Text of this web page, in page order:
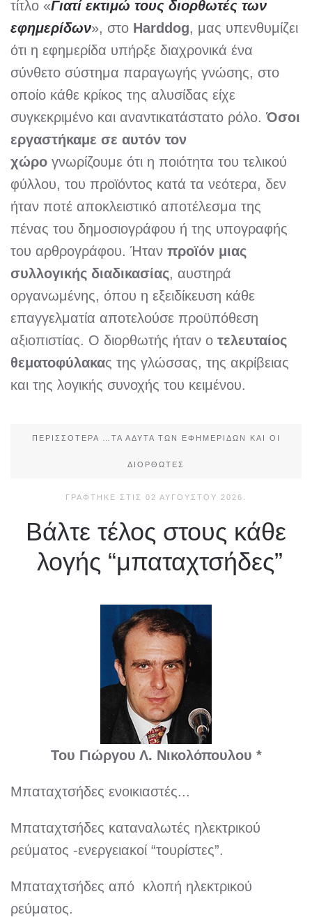
τίτλο «Γιατί εκτιμώ τους διορθωτές των
εφημερίδων», στο Harddog, μας υπενθυμίζει
ότι η εφημερίδα υπήρξε διαχρονικά ένα
σύνθετο σύστημα παραγωγής γνώσης, στο
οποίο κάθε κρίκος της αλυσίδας είχε
συγκεκριμένο και αναντικατάστατο ρόλο.Όσοι
εργαστήκαμε σε αυτόν τον
χώρο γνωρίζουμε ότι η ποιότητα του τελικού
φύλλου, του προϊόντος κατά τα νεότερα, δεν
ήταν ποτέ αποκλειστικό αποτέλεσμα της
πένας του δημοσιογράφου ή της υπογραφής
του αρθρογράφου. Ήταν προϊόν μιας
συλλογικής διαδικασίας, αυστηρά
οργανωμένης, όπου η εξειδίκευση κάθε
επαγγελματία αποτελούσε προϋπόθεση
αξιοπιστίας. Ο διορθωτής ήταν ο τελευταίος
θεματοφύλακας της γλώσσας, της ακρίβειας
και της λογικής συνοχής του κειμένου.
ΠΕΡΙΣΣΌΤΕΡΑ …ΤΑ ΆΔΥΤΑ ΤΩΝ ΕΦΗΜΕΡΊΔΩΝ ΚΑΙ ΟΙ
ΔΙΟΡΘΩΤΈΣ
ΓΡΆΦΤΗΚΕ ΣΤΙΣ 02 ΑΥΓΟΎΣΤΟΥ 2026
Βάλτε τέλος στους κάθε
λογής “μπαταχτσήδες”
Του Γιώργου Λ. Νικολόπουλου *
Μπαταχτσήδες ενοικιαστές...
Μπαταχτσήδες καταναλωτές ηλεκτρικού
ρεύματος -ενεργειακοί “τουρίστες”.
Μπαταχτσήδες από κλοπή ηλεκτρικού
ρεύματος.